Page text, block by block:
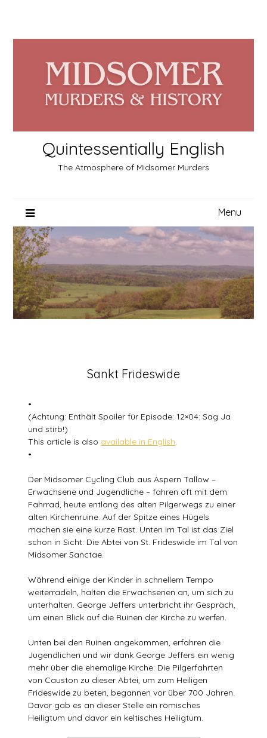
content
Quintessentially English
The Atmosphere of Midsomer Murders
Menu
Sankt Frideswide
on
2026
•
(Achtung: Enthält Spoiler für Episode: 12×04: Sag Ja
und stirb!)
This article is also available in English.
•
Der Midsomer Cycling Club aus Aspern Tallow –
Erwachsene und Jugendliche – fahren oft mit dem
Fahrrad, heute entlang des alten Pilgerwegs zu einer
alten Kirchenruine. Auf der Spitze eines Hügels
machen sie eine kurze Rast. Unten im Tal ist das Ziel
schon in Sicht: Die Abtei von St. Frideswide im Tal von
Midsomer Sanctae.
Während einige der Kinder in schnellem Tempo
weiterradeln, halten die Erwachsenen an, um sich zu
unterhalten. George Jeffers unterbricht ihr Gespräch,
um einen Blick auf die Ruinen der Kirche zu werfen.
Unten bei den Ruinen angekommen, erfahren die
Jugendlichen und wir dank George Jeffers ein wenig
mehr über die ehemalige Kirche: Die Pilgerfahrten
von Causton zu dieser Abtei, um zum Heiligen
Frideswide zu beten, begannen vor über 700 Jahren.
Davor gab es an dieser Stelle ein römisches
Heiligtum und davor ein keltisches Heiligtum.